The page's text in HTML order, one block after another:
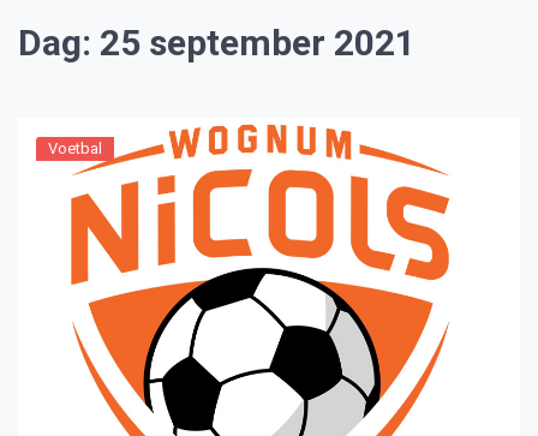
Dag: 25 september 2021
Voetbal